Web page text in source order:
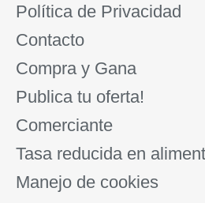
Política de Privacidad
Contacto
Compra y Gana
Publica tu oferta!
Comerciante
Tasa reducida en
Manejo de cookies